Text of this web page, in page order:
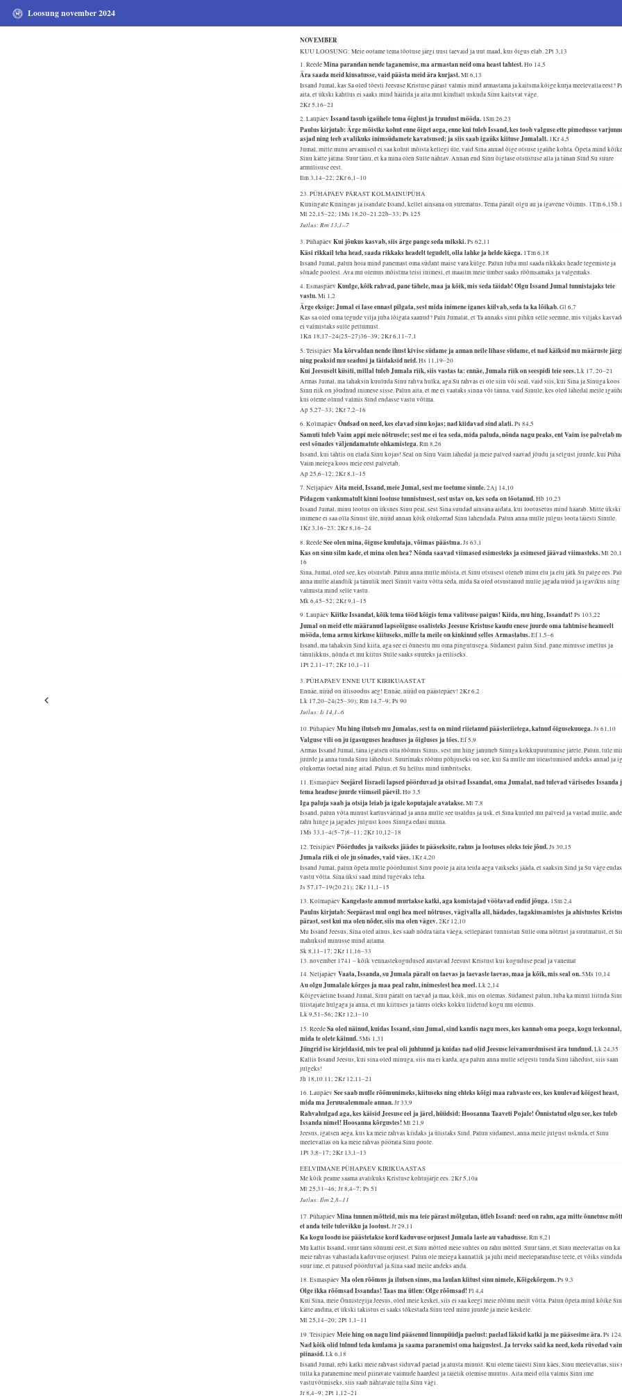
Loosung november 2024
NOVEMBER
KUU LOOSUNG: Meie ootame tema tõotuse järgi uusi taevaid ja uut maad, kus õigus elab.2Pt 3,13
1. ReedeMina parandan nende taganemise, ma armastan neid oma heast tahtest.Ho 14,5
Ära saada meid kiusatusse, vaid päästa meid ära kurjast.Mt 6,13
Issand Jumal, kas Sa oled tõesti Jeesuse Kristuse pärast valmis mind armastama ja kaitsma kõige kurja meelevalla eest?
aita, et ükski kahtlus ei saaks mind häirida ja aita mul kindlalt uskuda Sinu kaitsvat väge.
2Kr 5,16–21
2. LaupäevIssand tasub igaühele tema õiglust ja truudust mööda. 1Sm 26,23
Paulus kirjutab: Ärge mõistke kohut enne õiget aega, enne kui tuleb Issand, kes toob valguse ette pimedusse
asjad ning teeb avalikuks inimsüdamete kavatsused; ja siis saab igaüks kiituse Jumalalt. 1Kr 4,5
Jumal, mitte minu arvamised ei saa kohut mõista kellegi üle, vaid Sina annad õige otsuse igaühe kohta. Õpeta mind kõike
Sinu kätte jätma. Suur tänu, et ka mina olen Sulle nähtav. Annan end Sinu õiglase otsustuse alla ja tänan Sind Su suure
armulisuse eest.
Ilm 3,14–22; 2Kr 6,1–10
23. PÜHAPÄEV PÄRAST KOLMAINUPÜHA
Kuningate Kuningas ja isandate Issand, kellel ainsana on surematus, Tema päralt olgu au ja igavene võimus. 1Tm
Mt 22,15–22; 1Ms 18,20–21.22b–33; Ps 125
Jutlus: Rm 13,1–7
3. PühapäevKui jõukus kasvab, siis ärge pange seda mikski.Ps 62,11
Käsi rikkail teha head, saada rikkaks headelt tegudelt, olla lahke ja helde käega. 1Tm 6,18
Issand Jumal, palun hoia mind panemast oma südant maise vara külge. Palun luba mul saada rikkaks heade tegemiste ja
sõnade poolest. Ava mu olemus mõistma teisi inimesi, et maailm meie ümber saaks rõõmsamaks ja valgemaks.
4. EsmaspäevKuulge, kõik rahvad, pane tähele, maa ja kõik, mis seda täidab! Olgu Issand Jumal tunnistajaks teie
vastu.Mi 1,2
Ärge eksige: Jumal ei lase ennast pilgata, sest mida inimene iganes külvab, seda ta ka lõikab.Gl 6,7
Kas sa oled oma tegude vilja juba lõigata saanud? Palu Jumalat, et Ta annaks sinu pihku selle seemne, mis viljaks
ei valmistaks sulle pettumust.
1Kn 18,17–24(25–27)36–39; 2Kr 6,11–7,1
5. TeisipäevMa kõrvaldan nende ihust kivise südame ja annan neile lihase südame, et nad käiksid mu määruste järgi
ning peaksid mu seadusi ja täidaksid neid.Hs 11,19–20
Kui Jeesuselt küsiti, millal tuleb Jumala riik, siis vastas ta: ennäe, Jumala riik on seespidi teie sees.Lk 17, 20–21
Armas Jumal, ma tahaksin kuuluda Sinu rahva hulka, aga Su rahvas ei ole siin või seal, vaid siis, kui Sina ja Sinuga koos
Sinu riik on jõudnud inimese sisse. Palun aita, et me ei vaataks sinna või tänna, vaid Sinule, kes oled lähedal meile
kui oleme olnud valmis Sind endasse vastu võtma.
Ap 5,27–33; 2Kr 7,2–16
6. KolmapäevÕndsad on need, kes elavad sinu kojas; nad kiidavad sind alati.Ps 84,5
Samuti tuleb Vaim appi meie nõtrusele; sest me ei tea seda, mida paluda, nõnda nagu peaks, ent Vaim ise palvetab
eest sõnades väljendamatute ohkamistega.Rm 8,26
Issand, kui tähtis on elada Sinu kojas! Seal on Sinu Vaim lähedal ja meie palved saavad jõudu ja selgust juurde, kui Püha
Vaim meiega koos meie eest palvetab.
Ap 25,6–12; 2Kr 8,1–15
7. NeljapäevAita meid, Issand, meie Jumal, sest me toetume sinule.2Aj 14,10
Pidagem vankumatult kinni lootuse tunnistusest, sest ustav on, kes seda on tõotanud.Hb 10,23
Issand Jumal, minu lootus on üksnes Sinu peal, sest Sina suudad ainsana aidata, kui lootusetus mind haarab. Mitte ükski
inimene ei saa olla Sinust üle, nüüd annan kõik olukorrad Sinu lahendada. Palun anna mulle julgus loota täiesti Sinule.
1Kr 3,16–23; 2Kr 8,16–24
8. ReedeSee olen mina, õiguse kuulutaja, võimas päästma.Js 63,1
Kas on sinu silm kade, et mina olen hea? Nõnda saavad viimased esimesteks ja esimesed jäävad viimasteks.Mt
16
Sina, Jumal, oled see, kes otsustab. Palun anna mulle mõista, et Sinu otsusest oleneb minu elu ja elu jätk Su palge ees.
anna mulle alandlik ja tänulik meel Sinult vastu võtta seda, mida Sa oled otsustanud mulle jagada nüüd ja igavikus ning
valmista mind selle vastu.
Mk 6,45–52; 2Kr 9,1–15
9. LaupäevKiitke Issandat, kõik tema tööd kõigis tema valitsuse paigus! Kiida, mu hing, Issandat!Ps 103,22
Jumal on meid ette määranud lapseõiguse osalisteks Jeesuse Kristuse kaudu enese juurde oma tahtmise heameelt
mööda, tema armu kirkuse kiituseks, mille ta meile on kinkinud selles Armastatus.Ef 1,5–6
Issand, ma tahaksin Sind kiita, aga see ei õnnestu mu oma pingutusega. Südamest palun Sind, pane minusse imetlus ja
tänulikkus, nõnda et mu kiitus Sulle saaks suureks ja eriliseks.
1Pt 2,11–17; 2Kr 10,1–11
3. PÜHAPÄEV ENNE UUT KIRIKUAASTAT
Ennäe, nüüd on ülisoodus aeg! Ennäe, nüüd on päästepäev!2Kr 6,2
Lk 17,20–24(25–30); Rm 14,7–9; Ps 90
Jutlus: Ii 14,1–6
10. PühapäevMu hing ilutseb mu Jumalas, sest ta on mind riietanud päästeriietega, katnud õigusekuuega.Js 61,10
Valguse vili on ju igasuguses headuses ja õigluses ja tões.Ef 5,9
Armas Issand Jumal, täna igatsen olla rõõmus Sinus, sest mu hing januneb Sinuga kokkupuutumise järele. Palun, tule
juurde ja anna tunda Sinu lähedust. Suurimaks rõõmu põhjuseks on see, kui Sa mulle mu üleastumised andeks annad ja
olukorras toetad ning aitad. Palun, et Su hellus mind ümbritseks.
11. EsmaspäevSeejärel Iisraeli lapsed pöörduvad ja otsivad Issandat, oma Jumalat, nad tulevad värisedes Issanda
tema headuse juurde viimseil päevil.Ho 3,5
Iga paluja saab ja otsija leiab ja igale koputajale avatakse.Mt 7,8
Issand, palun võta minust kartusvärinad ja anna mulle see usaldus ja usk, et Sina kuuled mu palveid ja vastad mulle,
rahu hinge ja jagades julgust koos Sinuga edasi minna.
1Ms 33,1–4(5–7)8–11; 2Kr 10,12–18
12. TeisipäevPöördudes ja vaikseks jäädes te pääseksite, rahus ja lootuses oleks teie jõud.Js 30,15
Jumala riik ei ole ju sõnades, vaid väes. 1Kr 4,20
Issand Jumal, palun õpeta mulle pöördumist Sinu poole ja aita leida aega vaikseks jääda, et saaksin Sind ja Su väge
vastu võtta. Sina üksi saad mind tugevaks teha.
Js 57,17–19(20.21); 2Kr 11,1–15
13. KolmapäevKangelaste ammud murtakse katki, aga komistajad vöötavad endid jõuga. 1Sm 2,4
Paulus kirjutab: Seepärast mul ongi hea meel nõtruses, vägivalla all, hädades, tagakiusamistes ja ahistustes
pärast, sest kui ma olen nõder, siis ma olen vägev.2Kr 12,10
Mu Issand Jeesus, Sina oled ainus, kes saab nõdra täita väega, sellepärast tunnistan Sulle oma nõtrust ja suutmatust, et
mahuksid minusse mind aitama.
Sk 8,11–17; 2Kr 11,16–33
13. november 1741 – kõik vennastekogudused austavad Jeesust Kristust kui koguduse pead ja vanemat
14. NeljapäevVaata, Issanda, su Jumala päralt on taevas ja taevaste taevas, maa ja kõik, mis seal on.5Ms 10,14
Au olgu Jumalale kõrges ja maa peal rahu, inimestest hea meel.Lk 2,14
Kõigeväeline Issand Jumal, Sinu päralt on taevad ja maa, kõik, mis on olemas. Südamest palun, luba ka minul liituda Sinu
ülistajate hulgaga ja anna, et mu kiituses ja tänus oleks kokku liidetud kogu mu olemus.
Lk 9,51–56; 2Kr 12,1–10
15. ReedeSa oled näinud, kuidas Issand, sinu Jumal, sind kandis nagu mees, kes kannab oma poega, kogu teekonnal,
mida te olete käinud.5Ms 1,31
Jüngrid ise kirjeldasid, mis tee peal oli juhtunud ja kuidas nad olid Jeesuse leivamurdmisest ära tundnud.Lk 24,35
Kallis Issand Jeesus, kui sina oled minuga, siis ma ei karda, aga palun anna mulle selgesti tunda Sinu lähedust, siis saan
julgeks!
Jh 18,10.11; 2Kr 12,11–21
16. LaupäevSee saab mulle rõõmunimeks, kiituseks ning ehteks kõigi maa rahvaste ees, kes kuulevad kõigest heast,
mida ma Jeruusalemmale annan.Jr 33,9
Rahvahulgad aga, kes käisid Jeesuse eel ja järel, hüüdsid: Hoosanna Taaveti Pojale! Õnnistatud olgu see, kes tuleb
Issanda nimel! Hoosanna kõrgustes!Mt 21,9
Jeesus, igatsen aega, kus ka meie rahvas kiidaks ja ülistaks Sind. Palun südamest, anna meile julgust uskuda, et Sinu
meelevallas on ka meie rahvas pöörata Sinu poole.
1Pt 3,8–17; 2Kr 13,1–13
EELVIIMANE PÜHAPÄEV KIRIKUAASTAS
Me kõik peame saama avalikuks Kristuse kohtujärje ees.2Kr 5,10a
Mt 25,31–46; Jr 8,4–7; Ps 51
Jutlus: Ilm 2,8–11
17. PühapäevMina tunnen mõtteid, mis ma teie pärast mõlgutan, ütleb Issand: need on rahu, aga mitte õnnetuse
et anda teile tulevikku ja lootust.Jr 29,11
Ka kogu loodu ise päästetakse kord kaduvuse orjusest Jumala laste au vabadusse.Rm 8,21
Mu kallis Issand, suur tänu sõnumi eest, et Sinu mõtted meie suhtes on rahu mõtted. Suur tänu, et Sinu meelevallas on ka
meie rahvas vabastada kaduvuse orjusest. Palun ole meiega kannatlik ja juhi meid meeleparanduse teele, et võiks sündida
suur ime, et patused pöörduvad ja Sina saad meile andeks anda.
18. EsmaspäevMa olen rõõmus ja ilutsen sinus, ma laulan kiitust sinu nimele, Kõigekõrgem.Ps 9,3
Olge ikka rõõmsad Issandas! Taas ma ütlen: Olge rõõmsad!Fl 4,4
Kui Sina, meie Õnnistegija Jeesus, oled meie keskel, siis ei saa keegi meie rõõmu meilt võtta. Palun õpeta mind kõike
kätte andma, et ükski takistus ei saaks tõkestada Sinu teed minu juurde ja meie keskele.
Mt 25,14–20; 2Pt 1,1–11
19. TeisipäevMeie hing on nagu lind pääsenud linnupüüdja paelust: paelad läksid katki ja me pääsesime ära.Ps
Nad kõik olid tulnud teda kuulama ja saama paranemist oma haigustest. Ja terveks said ka need, keda rüvedad
piinasid.Lk 6,18
Issand Jumal, rebi katki meie rahvast siduvad paelad ja alusta minust. Kui oleme täiesti Sinu käes, Sinu meelevallas, siis
tulla ka paranemine meid piiravate vaimude haardest ja täielik olemise muutus. Aita meid olla valmis Sinu ime
vastuvõtmiseks, siis saab nähtavale tulla Sinu vägi.
Jr 8,4–9; 2Pt 1,12–21